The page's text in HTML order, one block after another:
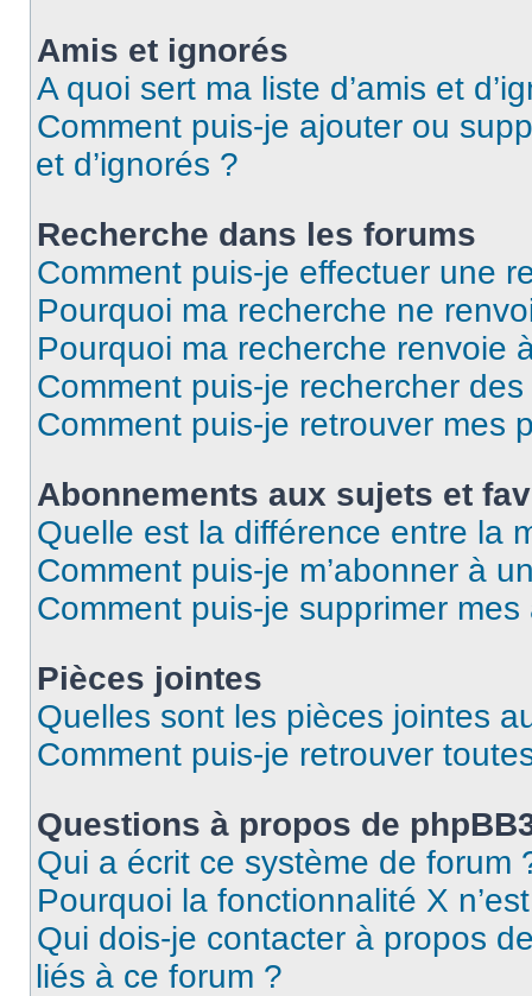
Amis et ignorés
A quoi sert ma liste d’amis et
Comment puis-je ajouter ou
et d’ignorés ?
Recherche dans les forums
Comment puis-je effectuer une
Pourquoi ma recherche ne
Pourquoi ma recherche renvoie
Comment puis-je rechercher
Comment puis-je retrouver mes
Abonnements aux sujets et
Quelle est la différence entre la
Comment puis-je m’abonner à
Comment puis-je supprimer
Pièces jointes
Quelles sont les pièces jointes
Comment puis-je retrouver
Questions à propos de
Qui a écrit ce système de forum
Pourquoi la fonctionnalité X
Qui dois-je contacter à propos
liés à ce forum ?